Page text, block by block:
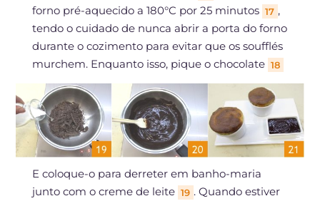
forno pré-aquecido a 180°C por 25 minutos 17 ,
tendo o cuidado de nunca abrir a porta do forno
durante o cozimento para evitar que os soufflés
murchem. Enquanto isso, pique o chocolate 18
E coloque-o para derreter em banho-maria
junto com o creme de leite 19 . Quando estiver